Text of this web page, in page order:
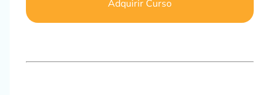
Adquirir Curso